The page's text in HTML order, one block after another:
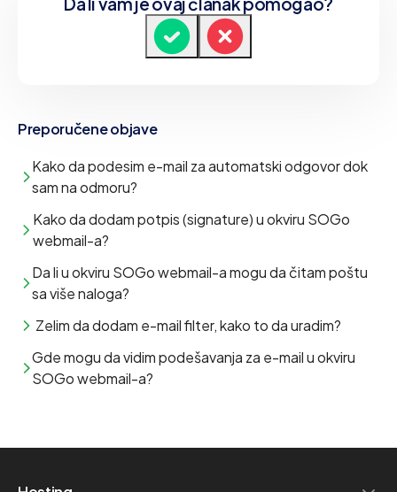
Preporučene objave
Kako da podesim e-mail za automatski odgovor dok
sam na odmoru?
Kako da dodam potpis (signature) u okviru SOGo
webmail-a?
Da li u okviru SOGo webmail-a mogu da čitam poštu
sa više naloga?
Zelim da dodam e-mail filter, kako to da uradim?
Gde mogu da vidim podešavanja za e-mail u okviru
SOGo webmail-a?